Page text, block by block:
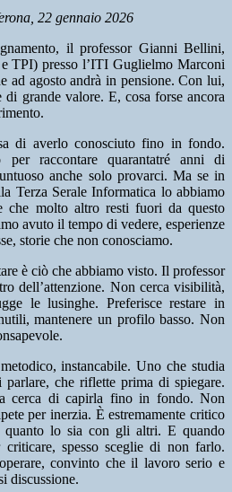
22 gennaio 2026
il professor Gianni Bellini,
TPI) presso l’ITI Guglielmo Marconi
ad agosto andrà in pensione. Con lui,
di grande valore. E, cosa forse ancora
di averlo conosciuto fino in fondo.
per raccontare quarantatré anni di
anche solo provarci. Ma se in
Terza Serale Informatica lo abbiamo
che molto altro resti fuori da questo
avuto il tempo di vedere, esperienze
storie che non conosciamo.
è ciò che abbiamo visto. Il professor
dell’attenzione. Non cerca visibilità,
le lusinghe. Preferisce restare in
mantenere un profilo basso. Non
instancabile. Uno che studia
parlare, che riflette prima di spiegare.
cerca di capirla fino in fondo. Non
per inerzia. È estremamente critico
quanto lo sia con gli altri. E quando
spesso sceglie di non farlo.
convinto che il lavoro serio e
discussione.